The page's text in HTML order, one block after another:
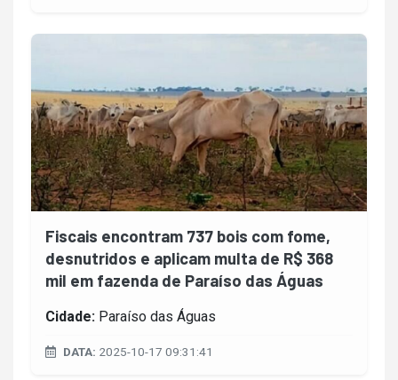
Fiscais encontram 737 bois com fome,
desnutridos e aplicam multa de R$ 368
mil em fazenda de Paraíso das Águas
Cidade: Paraíso das Águas
DATA: 2025-10-17 09:31:41